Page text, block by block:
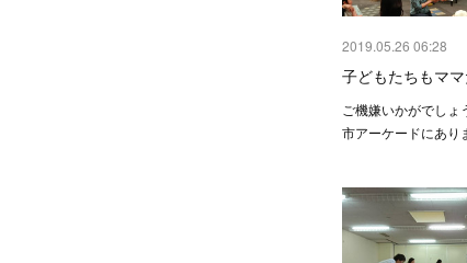
2019.05.26 06:28
子どもたちもマ
ご機嫌いかがでしょ
市アーケードにあ